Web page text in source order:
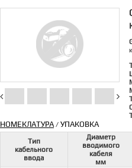
НОМЕКЛАТУРА/ УПАКОВКА
Тип
кабельного
ввода
Диаметр
вводимого
кабеля
мм